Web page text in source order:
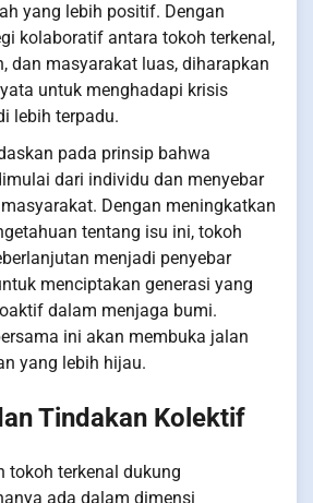
yang lebih positif. Dengan
kolaboratif antara tokoh terkenal,
dan masyarakat luas, diharapkan
untuk menghadapi krisis
lebih terpadu.
pada prinsip bahwa
dari individu dan menyebar
Dengan meningkatkan
tentang isu ini, tokoh
menjadi penyebar
menciptakan generasi yang
dalam menjaga bumi.
ini akan membuka jalan
yang lebih hijau.
Tindakan Kolektif
tokoh terkenal dukung
ada dalam dimensi